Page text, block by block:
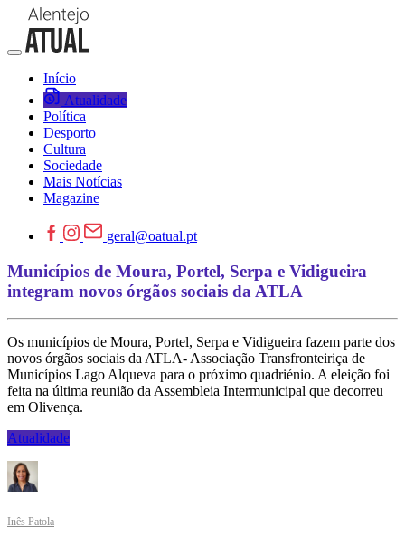
Início
Atualidade
Política
Desporto
Cultura
Sociedade
Mais Notícias
Magazine
geral@oatual.pt
Municípios de Moura, Portel, Serpa e Vidigueira
integram novos órgãos sociais da ATLA
Os municípios de Moura, Portel, Serpa e Vidigueira fazem parte dos
novos órgãos sociais da ATLA- Associação Transfronteiriça de
Municípios Lago Alqueva para o próximo quadriénio. A eleição foi
feita na última reunião da Assembleia Intermunicipal que decorreu
em Olivença.
Atualidade
Inês Patola